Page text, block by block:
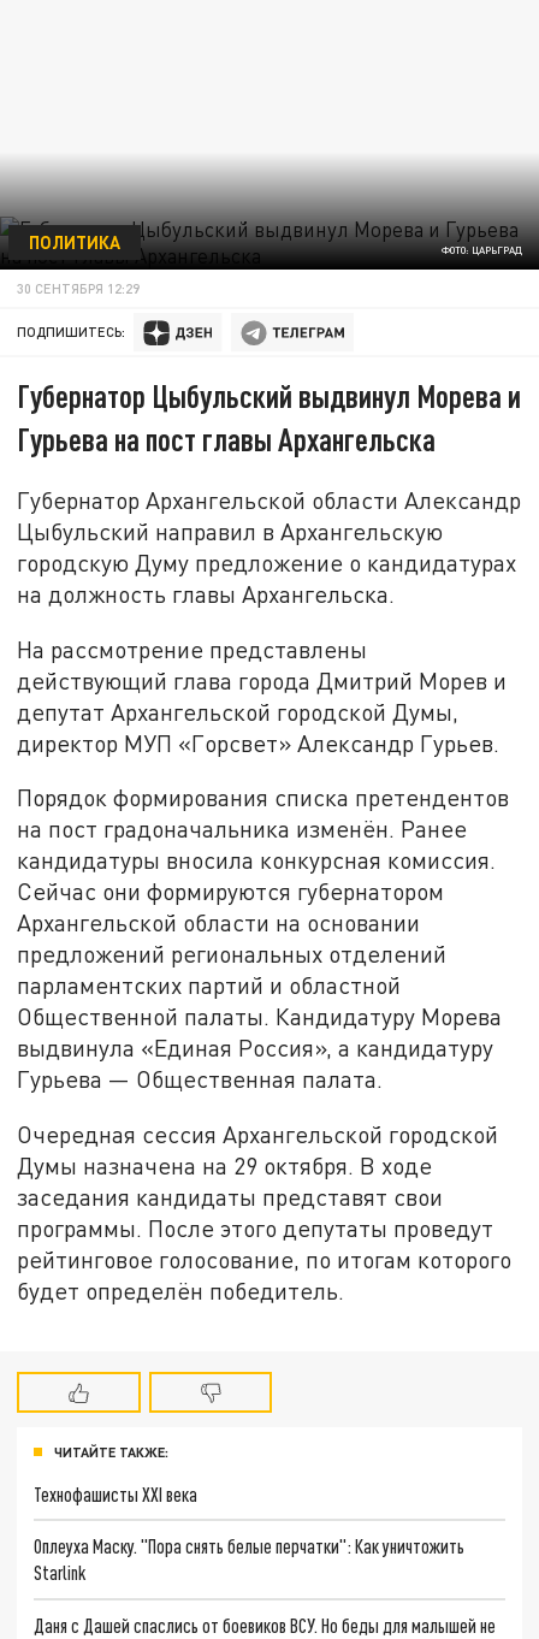
ФОТО: ЦАРЬГРАД
ПОЛИТИКА
30 СЕНТЯБРЯ 12:29
ПОДПИШИТЕСЬ:
Губернатор Цыбульский выдвинул Морева и
Гурьева на пост главы Архангельска
Губернатор Архангельской области Александр
Цыбульский направил в Архангельскую
городскую Думу предложение о кандидатурах
на должность главы Архангельска.
На рассмотрение представлены
действующий глава города Дмитрий Морев и
депутат Архангельской городской Думы,
директор МУП «Горсвет» Александр Гурьев.
Порядок формирования списка претендентов
на пост градоначальника изменён. Ранее
кандидатуры вносила конкурсная комиссия.
Сейчас они формируются губернатором
Архангельской области на основании
предложений региональных отделений
парламентских партий и областной
Общественной палаты. Кандидатуру Морева
выдвинула «Единая Россия», а кандидатуру
Гурьева — Общественная палата.
Очередная сессия Архангельской городской
Думы назначена на 29 октября. В ходе
заседания кандидаты представят свои
программы. После этого депутаты проведут
рейтинговое голосование, по итогам которого
будет определён победитель.
ЧИТАЙТЕ ТАКЖЕ:
Технофашисты XXI века
Оплеуха Маску. "Пора снять белые перчатки": Как уничтожить
Starlink
Даня с Дашей спаслись от боевиков ВСУ. Но беды для малышей не